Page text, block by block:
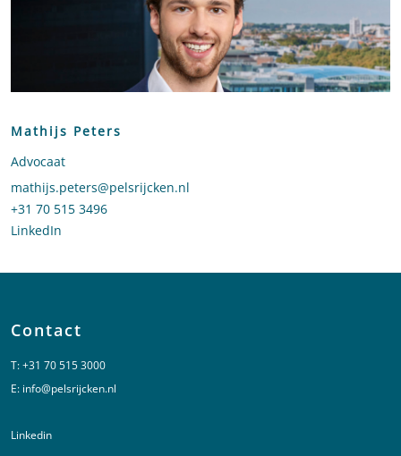
Mathijs Peters
Advocaat
Stuur een e-mail naar Mathijs Peters
mathijs.peters@pelsrijcken.nl
Bel naar Mathijs Peters
+31 70 515 3496
LinkedIn
Contact
T:+31 70 515 3000
E: info@pelsrijcken.nl
Linkedin